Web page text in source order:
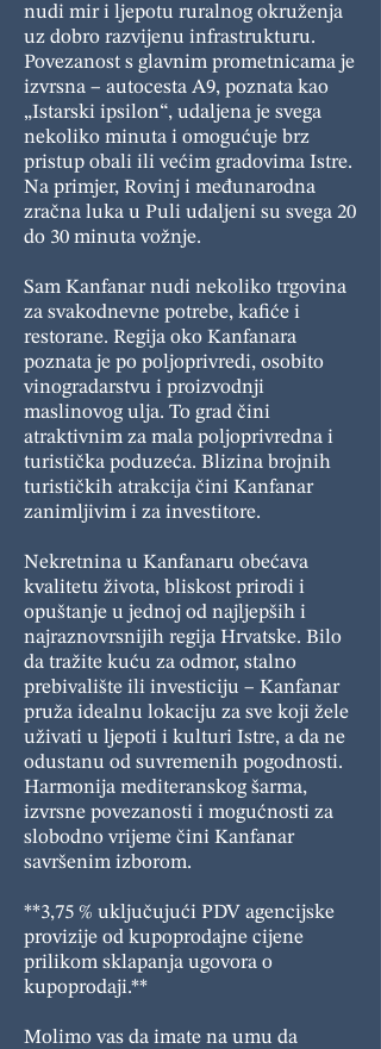
nudi mir i ljepotu ruralnog okruženja
uz dobro razvijenu infrastrukturu.
Povezanost s glavnim prometnicama je
izvrsna – autocesta A9, poznata kao
„Istarski ipsilon“, udaljena je svega
nekoliko minuta i omogućuje brz
pristup obali ili većim gradovima Istre.
Na primjer, Rovinj i međunarodna
zračna luka u Puli udaljeni su svega 20
do 30 minuta vožnje.
Sam Kanfanar nudi nekoliko trgovina
za svakodnevne potrebe, kafiće i
restorane. Regija oko Kanfanara
poznata je po poljoprivredi, osobito
vinogradarstvu i proizvodnji
maslinovog ulja. To grad čini
atraktivnim za mala poljoprivredna i
turistička poduzeća. Blizina brojnih
turističkih atrakcija čini Kanfanar
zanimljivim i za investitore.
Nekretnina u Kanfanaru obećava
kvalitetu života, bliskost prirodi i
opuštanje u jednoj od najljepših i
najraznovrsnijih regija Hrvatske. Bilo
da tražite kuću za odmor, stalno
prebivalište ili investiciju – Kanfanar
pruža idealnu lokaciju za sve koji žele
uživati u ljepoti i kulturi Istre, a da ne
odustanu od suvremenih pogodnosti.
Harmonija mediteranskog šarma,
izvrsne povezanosti i mogućnosti za
slobodno vrijeme čini Kanfanar
savršenim izborom.
**3,75 % uključujući PDV agencijske
provizije od kupoprodajne cijene
prilikom sklapanja ugovora o
kupoprodaji.**
Molimo vas da imate na umu da